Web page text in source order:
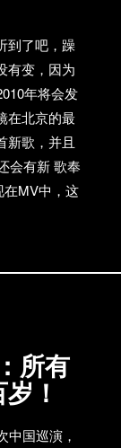
到了吧，躁
有变，因为
年将会发
在北京的最
新歌，并且
会有新 歌奉
在MV中，这
间:周一至
吧 时间：
区北长街72
乘车路
所有
！
中国巡演，